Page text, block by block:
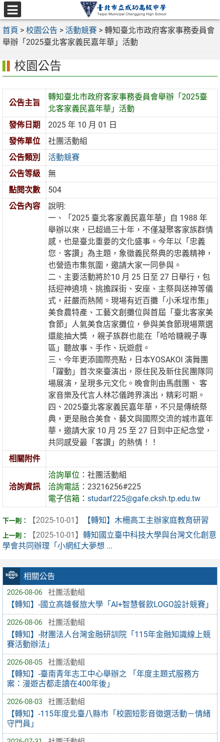
跳
至
主
要
區
選
單
首頁 > 校園公告 > 活動競賽 > 轉知臺北市政府客家事務委員會
舉辦「2025臺北客家義民嘉年華」活動
相關公告
2026-08-06 社團活動組
【轉知】-國立高雄餐旅大學「AI+智慧餐飲LOGO設計競賽」
2026-08-06 社團活動組
【轉知】-財團法人台灣金融研訓院「115年金融知識線上競
賽活動辦法」
2026-08-05 社團活動組
【轉知】-臺南青年志工中心舉辦之 「年度主題式服務方
案：漫遊古都走讀在400年後」
2026-08-03 社團活動組
【轉知】-115年度北臺八縣市「校園短影音徵選活動－情緒
守門員」
校園公告
公告主旨
轉知臺北市政府客家事務委員會舉辦「2025臺
北客家義民嘉年華」活動
發佈日期
2025 年 10 月 01 日
發佈單位
社團活動組
公告類別
活動競賽
公告等級
無
點閱次數
504
公告內容
說明:
一、「2025 臺北客家義民嘉年華」自 1988 年
舉辦以來，已超過三十年，不僅凝聚客家族群情
感，也是臺北重要的文化盛事。今年以「忠義
您．客讚」為主題，象徵義民祭典的忠義精神，
也營造市集氛圍，邀請大家一同參與。
二、主要活動將於10 月 25 日至 27 日舉行，包
括迎神遶境、挑擔踩街、安座、主祭與送神等儀
式，莊嚴而熱鬧。現場有近百攤「小禾埕市集」
美食農特產、工藝文創攤位與首屆「臺北客家美
食節」人氣美食店家攤位，參與美食節現場票選
還能抽大獎 ，親子族群也能在「哈哈糖親子專
區」聽故事、手作、玩遊戲。
三、今年更添國際亮點，日本YOSAKOI 演舞團
「躍動」首次來臺演出，原住民及新住民團隊同
場展演，呈現多元文化。晚會則由馬戲團、 客
家音樂及代言人林芯儀跨界演出，精彩可期。
四、2025臺北客家義民嘉年華，不只是傳統祭
典，更是融合美食、藝文與國際交流的城市嘉年
華，邀請大家 10 月 25 至 27 日到中正紀念堂，
共同感受最「客讚」的熱情！！
相關附件
洽詢資訊
洽詢單位：社團活動組
洽詢電話：23216256#225
電子信箱：studarf225@gafe.cksh.tp.edu.tw
【2025-10-01】
【轉知】木柵高工主辦家庭教育研習
【2025-10-01】 轉知國立臺中科技大學與台灣文化創意
學會共同辦理「小網紅大夢想 ...